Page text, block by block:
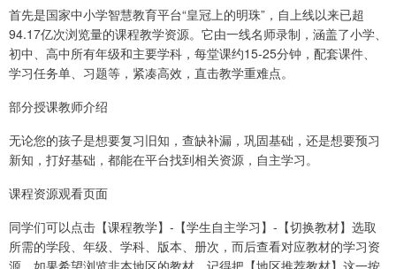
首先是国家中小学智慧教育平台“皇冠上的明珠”，自上线以来已超
94.17亿次浏览量的课程教学资源。它由一线名师录制，涵盖了小学、
初中、高中所有年级和主要学科，每堂课约15-25分钟，配套课件、
学习任务单、习题等，紧凑高效，直击教学重难点。
部分授课教师介绍
无论您的孩子是想要复习旧知，查缺补漏，巩固基础，还是想要预习
新知，打好基础，都能在平台找到相关资源，自主学习。
课程资源观看页面
同学们可以点击【课程教学】-【学生自主学习】-【切换教材】选取
所需的学段、年级、学科、版本、册次，而后查看对应教材的学习资
源。如果希望浏览非本地区的教材，记得把【地区推荐教材】这一按